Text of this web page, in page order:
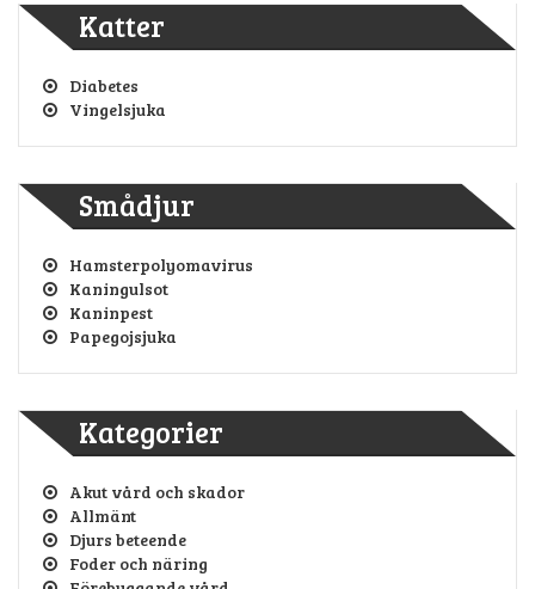
Katter
Diabetes
Vingelsjuka
Smådjur
Hamsterpolyomavirus
Kaningulsot
Kaninpest
Papegojsjuka
Kategorier
Akut vård och skador
Allmänt
Djurs beteende
Foder och näring